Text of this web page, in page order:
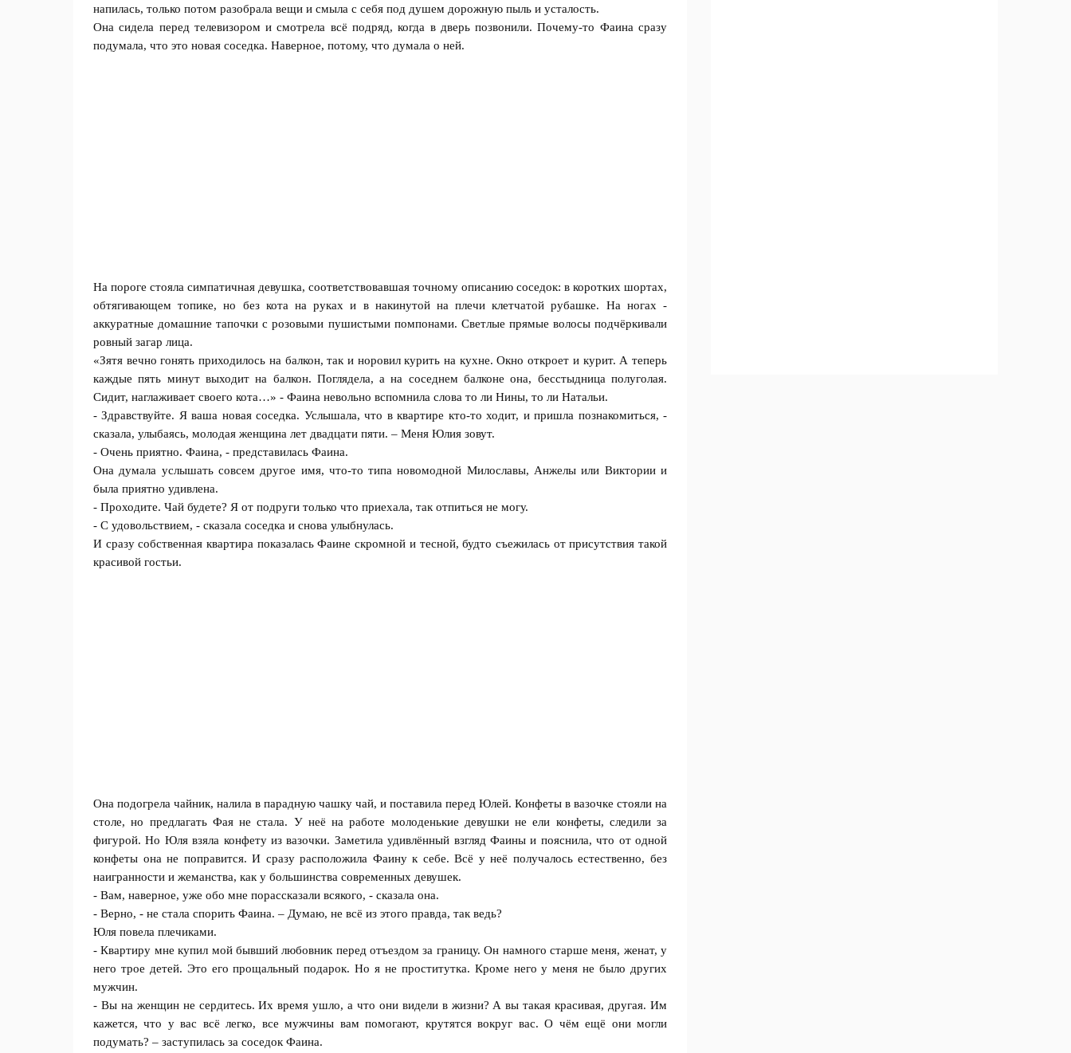
напилась, только потом разобрала вещи и смыла с себя под душем дорожную пыль и усталость.
Она сидела перед телевизором и смотрела всё подряд, когда в дверь позвонили. Почему-то Фаина сразу
подумала, что это новая соседка. Наверное, потому, что думала о ней.
На пороге стояла симпатичная девушка, соответствовавшая точному описанию соседок: в коротких шортах,
обтягивающем топике, но без кота на руках и в накинутой на плечи клетчатой рубашке. На ногах -
аккуратные домашние тапочки с розовыми пушистыми помпонами. Светлые прямые волосы подчёркивали
ровный загар лица.
«Зятя вечно гонять приходилось на балкон, так и норовил курить на кухне. Окно откроет и курит. А теперь
каждые пять минут выходит на балкон. Поглядела, а на соседнем балконе она, бесстыдница полуголая.
Сидит, наглаживает своего кота…» - Фаина невольно вспомнила слова то ли Нины, то ли Натальи.
- Здравствуйте. Я ваша новая соседка. Услышала, что в квартире кто-то ходит, и пришла познакомиться, -
сказала, улыбаясь, молодая женщина лет двадцати пяти. – Меня Юлия зовут.
- Очень приятно. Фаина, - представилась Фаина.
Она думала услышать совсем другое имя, что-то типа новомодной Милославы, Анжелы или Виктории и
была приятно удивлена.
- Проходите. Чай будете? Я от подруги только что приехала, так отпиться не могу.
- С удовольствием, - сказала соседка и снова улыбнулась.
И сразу собственная квартира показалась Фаине скромной и тесной, будто съежилась от присутствия такой
красивой гостьи.
Она подогрела чайник, налила в парадную чашку чай, и поставила перед Юлей. Конфеты в вазочке стояли на
столе, но предлагать Фая не стала. У неё на работе молоденькие девушки не ели конфеты, следили за
фигурой. Но Юля взяла конфету из вазочки. Заметила удивлённый взгляд Фаины и пояснила, что от одной
конфеты она не поправится. И сразу расположила Фаину к себе. Всё у неё получалось естественно, без
наигранности и жеманства, как у большинства современных девушек.
- Вам, наверное, уже обо мне порассказали всякого, - сказала она.
- Верно, - не стала спорить Фаина. – Думаю, не всё из этого правда, так ведь?
Юля повела плечиками.
- Квартиру мне купил мой бывший любовник перед отъездом за границу. Он намного старше меня, женат, у
него трое детей. Это его прощальный подарок. Но я не проститутка. Кроме него у меня не было других
мужчин.
- Вы на женщин не сердитесь. Их время ушло, а что они видели в жизни? А вы такая красивая, другая. Им
кажется, что у вас всё легко, все мужчины вам помогают, крутятся вокруг вас. О чём ещё они могли
подумать? – заступилась за соседок Фаина.